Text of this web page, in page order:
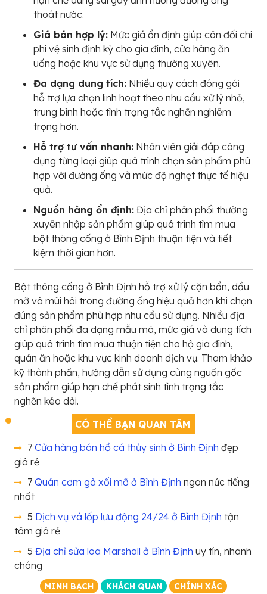
thoát nước.
Giá bán hợp lý: Mức giá ổn định giúp cân đối chi
phí vệ sinh định kỳ cho gia đình, cửa hàng ăn
uống hoặc khu vực sử dụng thường xuyên.
Đa dạng dung tích: Nhiều quy cách đóng gói
hỗ trợ lựa chọn linh hoạt theo nhu cầu xử lý nhỏ,
trung bình hoặc tình trạng tắc nghẽn nghiêm
trọng hơn.
Hỗ trợ tư vấn nhanh: Nhân viên giải đáp công
dụng từng loại giúp quá trình chọn sản phẩm phù
hợp với đường ống và mức độ nghẹt thực tế hiệu
quả.
Nguồn hàng ổn định: Địa chỉ phân phối thường
xuyên nhập sản phẩm giúp quá trình tìm mua
bột thông cống ở Bình Định thuận tiện và tiết
kiệm thời gian hơn.
Bột thông cống ở Bình Định hỗ trợ xử lý cặn bẩn, dầu
mỡ và mùi hôi trong đường ống hiệu quả hơn khi chọn
đúng sản phẩm phù hợp nhu cầu sử dụng. Nhiều địa
chỉ phân phối đa dạng mẫu mã, mức giá và dung tích
giúp quá trình tìm mua thuận tiện cho hộ gia đình,
quán ăn hoặc khu vực kinh doanh dịch vụ. Tham khảo
kỹ thành phần, hướng dẫn sử dụng cùng nguồn gốc
sản phẩm giúp hạn chế phát sinh tình trạng tắc
nghẽn kéo dài.
CÓ THỂ BẠN QUAN TÂM
7 Cửa hàng bán hồ cá thủy sinh ở Bình Định đẹp
giá rẻ
7 Quán cơm gà xối mỡ ở Bình Định ngon nức tiếng
nhất
5 Dịch vụ vá lốp lưu động 24/24 ở Bình Định tận
tâm giá rẻ
5 Địa chỉ sửa loa Marshall ở Bình Định uy tín, nhanh
chóng
MINH BẠCH KHÁCH QUAN CHÍNH XÁC